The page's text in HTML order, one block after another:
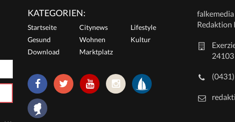
KATEGORIEN:
Startseite Citynews
Lifestyle
Gesund
Wohnen
Kultur
Download
Marktplatz
Redaktion